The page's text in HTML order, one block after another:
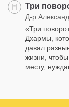
Три
Д-р
«Три
Дхармы,
давал
жизни, чтобы
месту,